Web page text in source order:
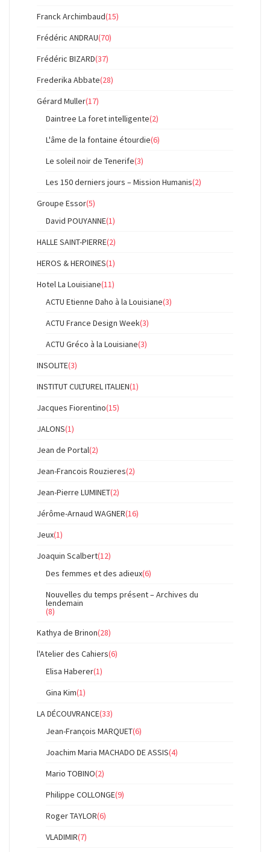
Franck Archimbaud(15)
Frédéric ANDRAU(70)
Frédéric BIZARD(37)
Frederika Abbate(28)
Gérard Muller(17)
Daintree La foret intelligente(2)
L'âme de la fontaine étourdie(6)
Le soleil noir de Tenerife(3)
Les 150 derniers jours – Mission Humanis(2)
Groupe Essor(5)
David POUYANNE(1)
HALLE SAINT-PIERRE(2)
HEROS & HEROINES(1)
Hotel La Louisiane(11)
ACTU Etienne Daho à la Louisiane(3)
ACTU France Design Week(3)
ACTU Gréco à la Louisiane(3)
INSOLITE(3)
INSTITUT CULTUREL ITALIEN(1)
Jacques Fiorentino(15)
JALONS(1)
Jean de Portal(2)
Jean-Francois Rouzieres(2)
Jean-Pierre LUMINET(2)
Jérôme-Arnaud WAGNER(16)
Jeux(1)
Joaquin Scalbert(12)
Des femmes et des adieux(6)
Nouvelles du temps présent – Archives du
lendemain
(8)
Kathya de Brinon(28)
l'Atelier des Cahiers(6)
Elisa Haberer(1)
Gina Kim(1)
LA DÉCOUVRANCE(33)
Jean-François MARQUET(6)
Joachim Maria MACHADO DE ASSIS(4)
Mario TOBINO(2)
Philippe COLLONGE(9)
Roger TAYLOR(6)
VLADIMIR(7)